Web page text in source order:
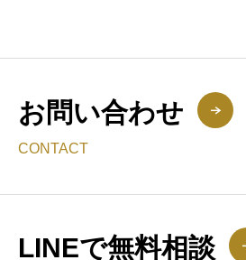
お問い合わせ
CONTACT
LINEで無料相談